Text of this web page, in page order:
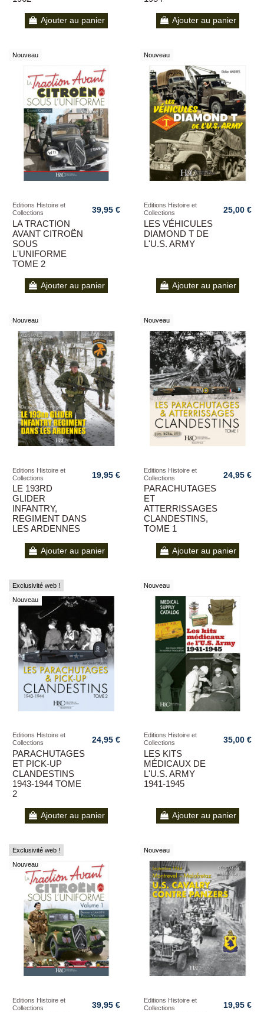
Ajouter au panier Ajouter au panier
Nouveau
Editions Histoire et
Collections
LA TRACTION
AVANT CITROËN
SOUS
L'UNIFORME
TOME 2
39,95 €
Ajouter au panier
Nouveau
Editions Histoire et
Collections
LES VÉHICULES
DIAMOND T DE
L'U.S. ARMY
25,00 €
Ajouter au panier
Nouveau
Editions Histoire et
Collections
LE 193RD
GLIDER
INFANTRY,
REGIMENT DANS
LES ARDENNES
19,95 €
Ajouter au panier
Nouveau
Editions Histoire et
Collections
PARACHUTAGES
ET
ATTERRISSAGES
CLANDESTINS,
TOME 1
24,95 €
Ajouter au panier
Exclusivité web !
Nouveau
Editions Histoire et
Collections
PARACHUTAGES
ET PICK-UP
CLANDESTINS
1943-1944 TOME
2
24,95 €
Ajouter au panier
Nouveau
Editions Histoire et
Collections
LES KITS
MÉDICAUX DE
L'U.S. ARMY
1941-1945
35,00 €
Ajouter au panier
Exclusivité web !
Nouveau
Editions Histoire et
Collections
39,95 €
Nouveau
Editions Histoire et
Collections
19,95 €